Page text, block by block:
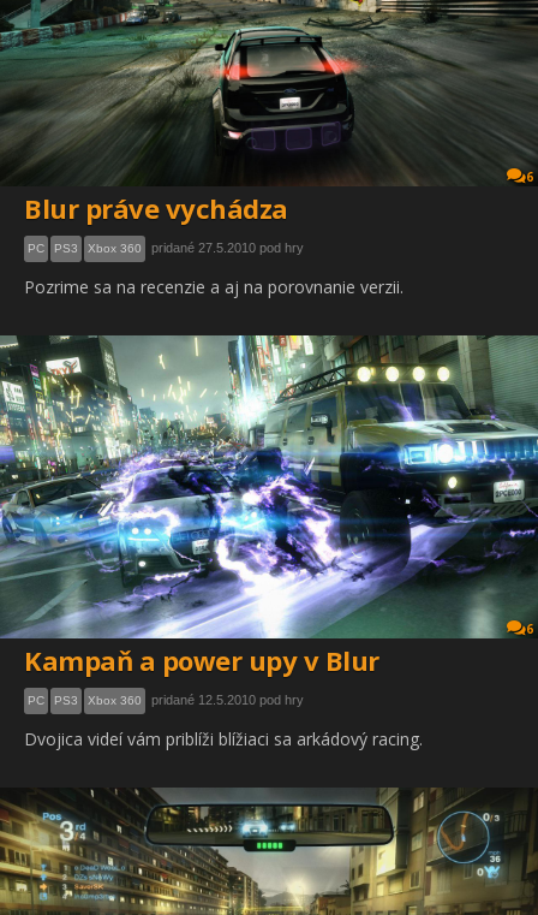
6
Blur práve vychádza
PC PS3 Xbox 360 pridané 27.5.2010 pod hry
Pozrime sa na recenzie a aj na porovnanie verzii.
6
Kampaň a power upy v Blur
PC PS3 Xbox 360 pridané 12.5.2010 pod hry
Dvojica videí vám priblíži blížiaci sa arkádový racing.